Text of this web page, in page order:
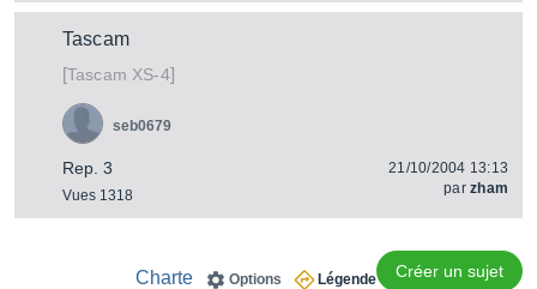
Tascam
[Tascam XS-4]
Rep. 3
Vues 1318
seb0679
21/10/2004 13:13
parzham
Créer un sujet
Légende
Options
Charte